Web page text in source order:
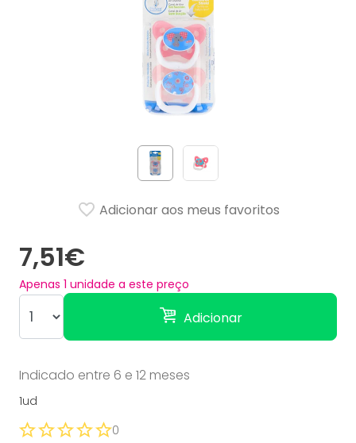
7,51€
Apenas 1 unidade a este preço
Adicionar
Adicionar aos meus favoritos
Indicado entre 6 e 12 meses
1ud
0